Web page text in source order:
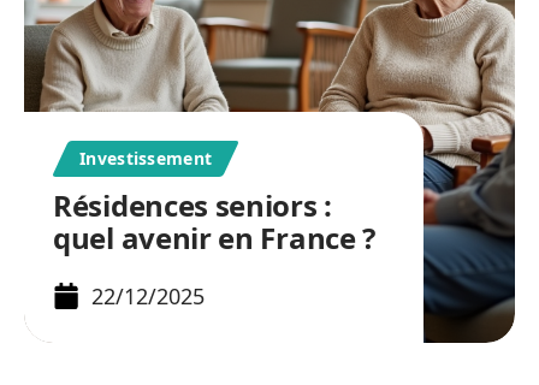
Investissement
Résidences seniors :
quel avenir en France ?
22/12/2025